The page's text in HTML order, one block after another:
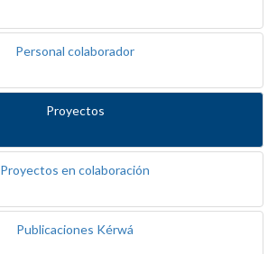
Personal colaborador
Proyectos
Proyectos en colaboración
Publicaciones Kérwá